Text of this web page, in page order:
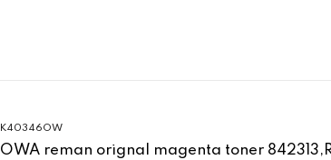
K40346OW
OWA reman orignal magenta toner